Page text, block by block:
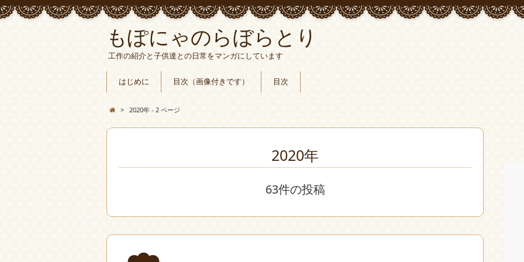
もぽにゃのらぼらとり
工作の紹介と子供達との日常をマンガにしています
はじめに 目次（画像付きです） 目次
> 2020年 - 2 ページ
2020年
63件の投稿